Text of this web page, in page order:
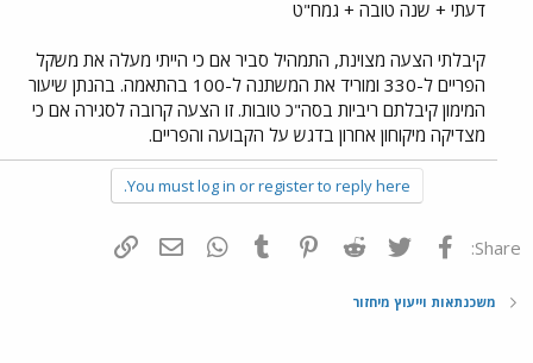
דעתי + שנה טובה + גמח"ט
קיבלתי הצעה מצוינת, התמהיל סביר אם כי הייתי מעלה את משקל
הפריים ל-330 ומוריד את המשתנה ל-100 בהתאמה. בהנתן שיעור
המימון קיבלתם ריביות בסה"כ טובות. זו הצעה קרובה לסגירה אם כי
מצדיקה מיקוחון אחרון בדגש על הקבועה והפריים.
You must log in or register to reply here.
Share: פייסבוק Twitter
Reddit
Pinterest
Tumblr
WhatsAppדואר אלקטרוני
משכנתאות וייעוץ מיחזור